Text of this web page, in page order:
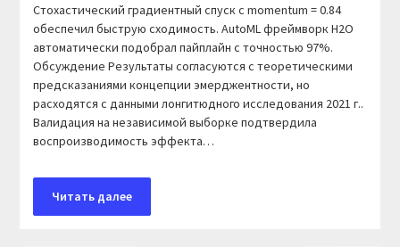
Стохастический градиентный спуск с momentum = 0.84
обеспечил быструю сходимость. AutoML фреймворк H2O
автоматически подобрал пайплайн с точностью 97%.
Обсуждение Результаты согласуются с теоретическими
предсказаниями концепции эмерджентности, но
расходятся с данными лонгитюдного исследования 2021 г..
Валидация на независимой выборке подтвердила
воспроизводимость эффекта…
Читать далее